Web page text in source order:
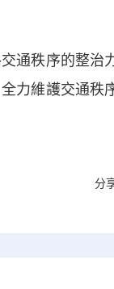
秩序的整治
力維護交通秩
分